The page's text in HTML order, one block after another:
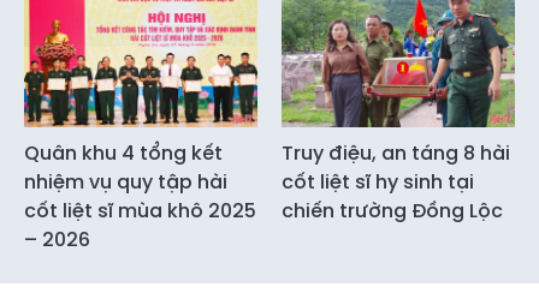
Quân khu 4 tổng kết
nhiệm vụ quy tập hài
cốt liệt sĩ mùa khô 2025
– 2026
Truy điệu, an táng 8 hài
cốt liệt sĩ hy sinh tại
chiến trường Đồng Lộc